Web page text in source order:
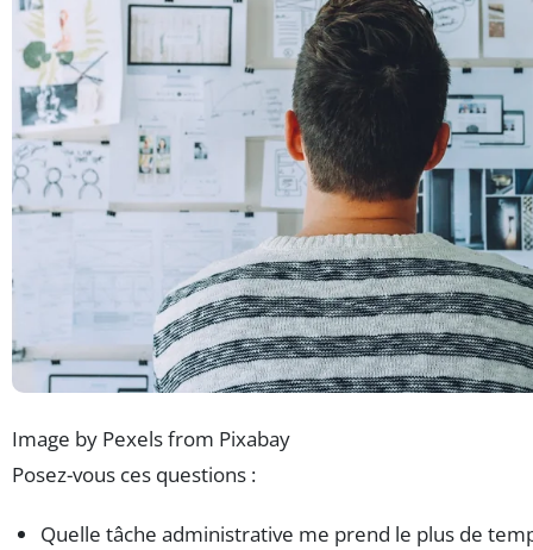
Image by Pexels from Pixabay
Posez-vous ces questions :
Quelle tâche administrative me prend le plus de